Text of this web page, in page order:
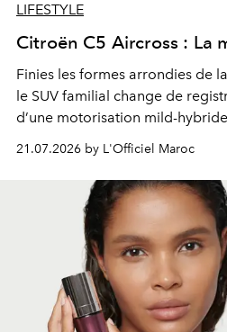
LIFESTYLE
Citroën C5 Aircross : La
Finies les formes arrondies de
le SUV familial change de
d’une motorisation mild-
économe. à n’en pas douter, le
gagné en maturité.
21.07.2026 by L'Officiel Maroc